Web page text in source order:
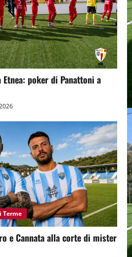
Etnea: poker di Panattoni a
Terme
e Cannata alla corte di mister